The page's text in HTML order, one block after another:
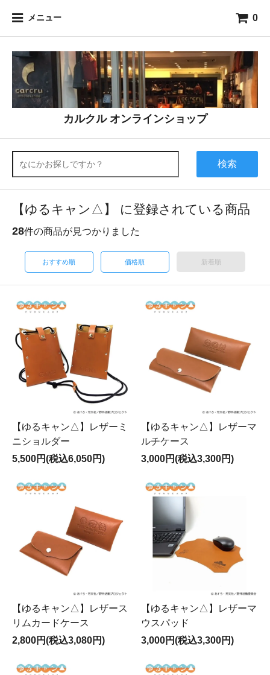
メニュー 0
カルクル オンラインショップ
検索
【ゆるキャン△】 に登録されている商品
28件の商品が見つかりました
おすすめ順 価格順 新着順
【ゆるキャン△】レザーミ
ニショルダー
5,500円(税込6,050円)
【ゆるキャン△】レザーマ
ルチケース
3,000円(税込3,300円)
【ゆるキャン△】レザース
リムカードケース
2,800円(税込3,080円)
【ゆるキャン△】レザーマ
ウスパッド
3,000円(税込3,300円)